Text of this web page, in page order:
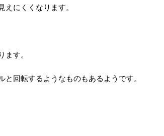
にくくなります。
す。
回転するようなものもあるようです。